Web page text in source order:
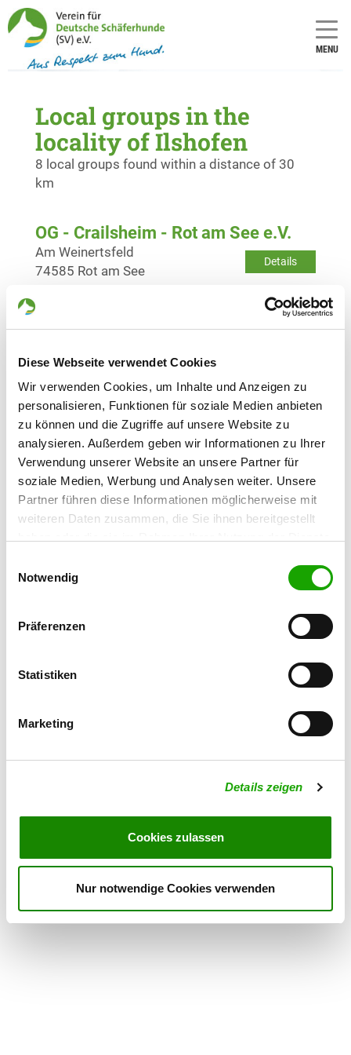
Diese Webseite verwendet Cookies
Wir verwenden Cookies, um Inhalte und Anzeigen zu
personalisieren, Funktionen für soziale Medien anbieten
zu können und die Zugriffe auf unsere Website zu
analysieren. Außerdem geben wir Informationen zu Ihrer
Verwendung unserer Website an unsere Partner für
soziale Medien, Werbung und Analysen weiter. Unsere
Partner führen diese Informationen möglicherweise mit
weiteren Daten zusammen, die Sie ihnen bereitgestellt
Cookies, wenn Sie unsere Webseite weiterhin nutzen.
Notwendig
Präferenzen
Statistiken
Marketing
Details zeigen
Cookies zulassen
Nur notwendige Cookies verwenden
MENU
Local groups in the
locality of Ilshofen
8 local groups found within a distance of 30
km
OG - Crailsheim - Rot am See e.V.
Details
Am Weinertsfeld
74585 Rot am See
74632 Neuenstein
OG - Niedernhall
Details
Untere Au
74676 Niedernhall
OG - Rosengarten-Westheim e.V.
Details
Alter Kocher
OG - Schwäbisch Hall e.V.
Details
74523 Schwäbisch Hall/Hessental
OG - Spielbach
OG - Dinkelsbühl e.V.
Details
Oberer Railhof 3
74673 Mulflingen